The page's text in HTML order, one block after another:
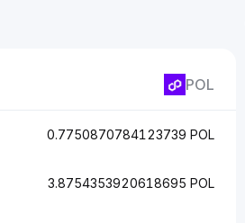
POL
0.7750870784123739 POL
3.8754353920618695 POL